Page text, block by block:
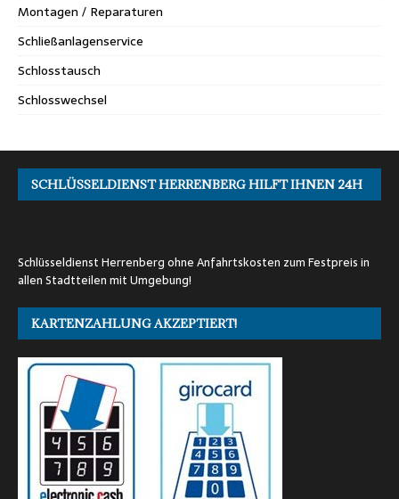
Montagen / Reparaturen
Schließanlagenservice
Schlosstausch
Schlosswechsel
SCHLÜSSELDIENST HERRENBERG HILFT IHNEN 24H
Schlüsseldienst Herrenberg ohne Anfahrtskosten zum Festpreis in
allen Stadtteilen mit Umgebung!
KARTENZAHLUNG AKZEPTIERT!